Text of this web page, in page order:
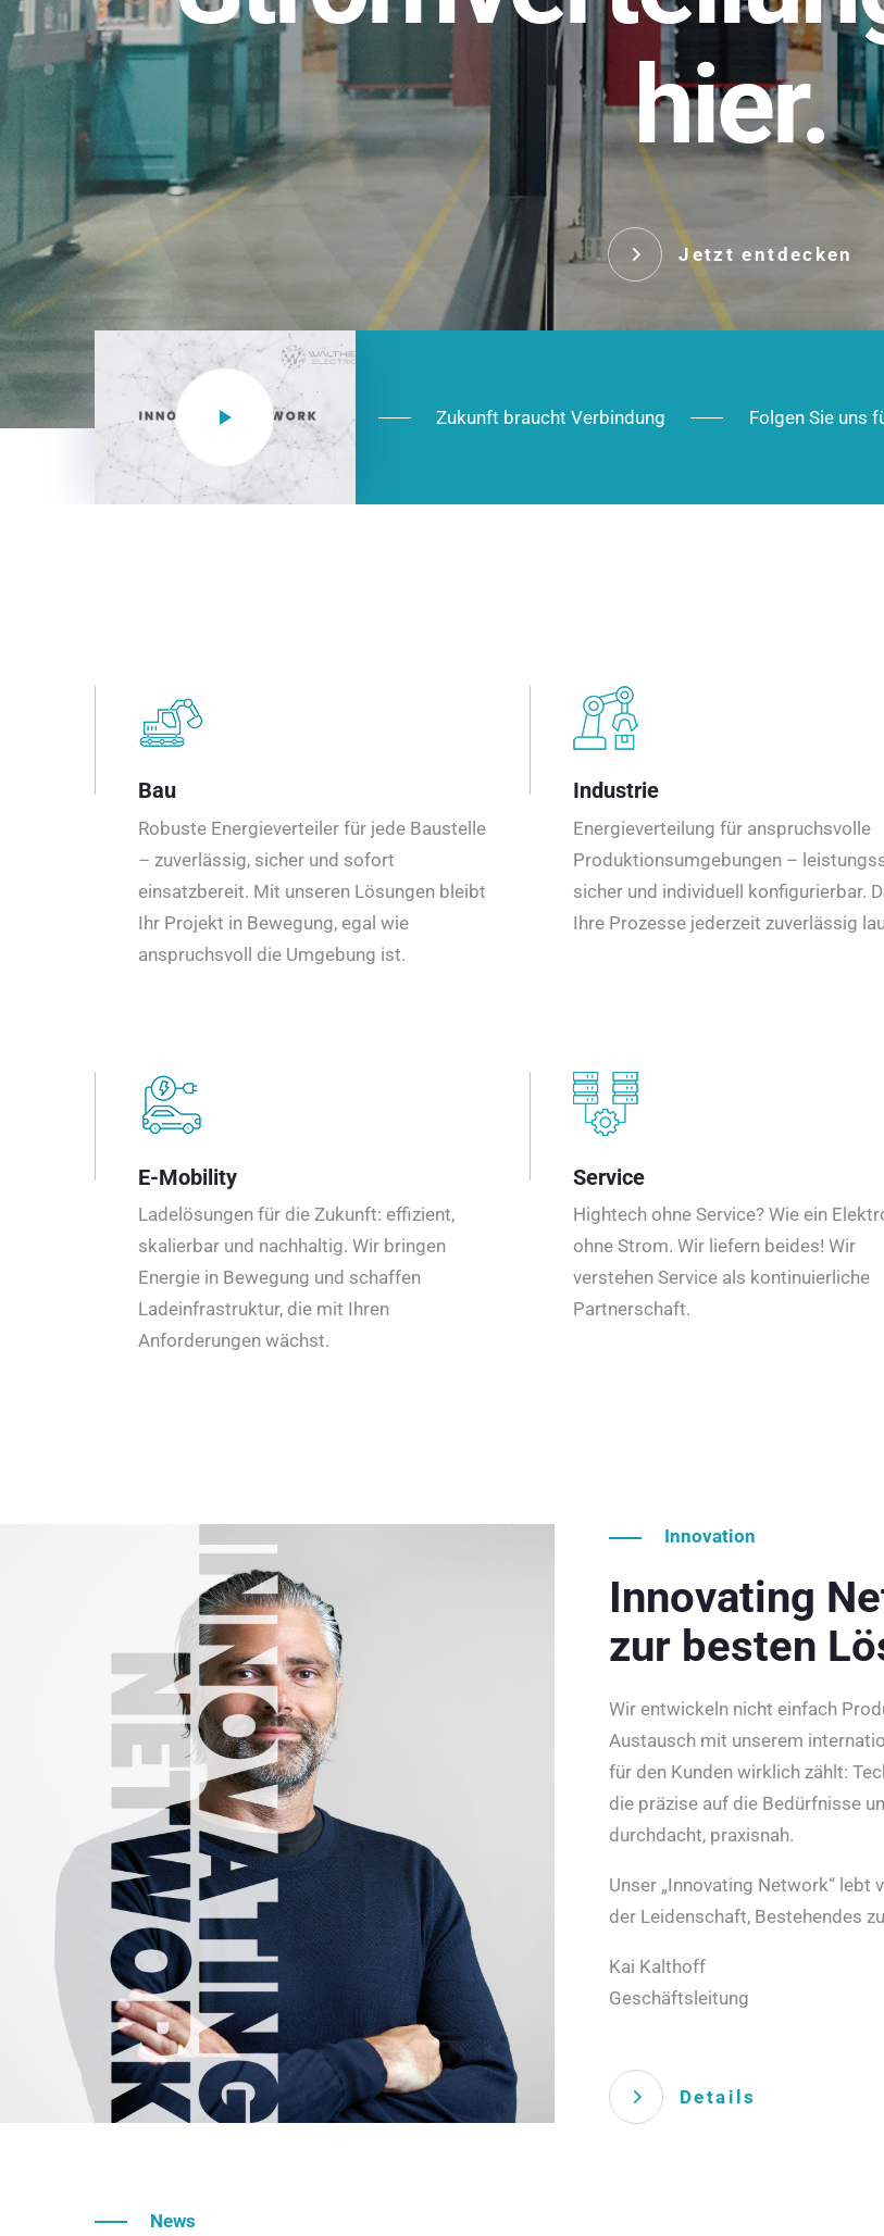
hier.
Jetzt entdecken
NEO CEE: Energieverteilung mit System. Robust im Alltag,
effizient in der Installation, zukunftsfähig im Ausbau.
Das
robust, IP-
Zukunft braucht Verbindung Folgen Sie uns
Bau
Robuste Energieverteiler für jede Baustelle
– zuverlässig, sicher und sofort
einsatzbereit. Mit unseren Lösungen bleibt
Ihr Projekt in Bewegung, egal wie
anspruchsvoll die Umgebung ist.
Industrie
Energieverteilung für anspruchsvolle
Produktionsumgebungen –
sicher und individuell konfigurierbar.
Ihre Prozesse jederzeit zuverlässig
E-Mobility
Ladelösungen für die Zukunft: effizient,
skalierbar und nachhaltig. Wir bringen
Energie in Bewegung und schaffen
Ladeinfrastruktur, die mit Ihren
Anforderungen wächst.
Service
Hightech ohne Service? Wie ein
ohne Strom. Wir liefern beides! Wir
verstehen Service als kontinuierliche
Partnerschaft.
Innovation
Innovating
zur besten
Wir entwickeln nicht einfach
Austausch mit unserem
für den Kunden wirklich zählt:
die präzise auf die Bedürfnisse
durchdacht, praxisnah.
Unser „Innovating Network“
der Leidenschaft, Bestehendes
Kai Kalthoff
Geschäftsleitung
Details
News